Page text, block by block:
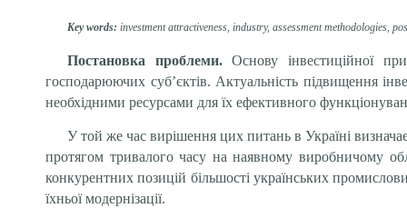
Key words: investment attractiveness, industry, assessment methodologies,
Постановка проблеми.Основу інвестиційної
господарюючих суб’єктів. Актуальність підвищення
необхідними ресурсами для їх ефективного
У той же час вирішення цих питань в Україні
протягом тривалого часу на наявному виробничому
конкурентних позицій більшості українських
їхньої модернізації.